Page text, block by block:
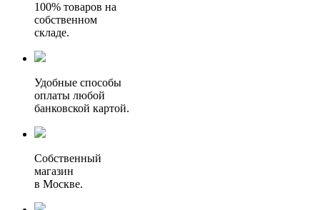
100% товаров на
собственном
складе.
Удобные способы
оплаты любой
банковской картой.
Собственный
магазин
в Москве.